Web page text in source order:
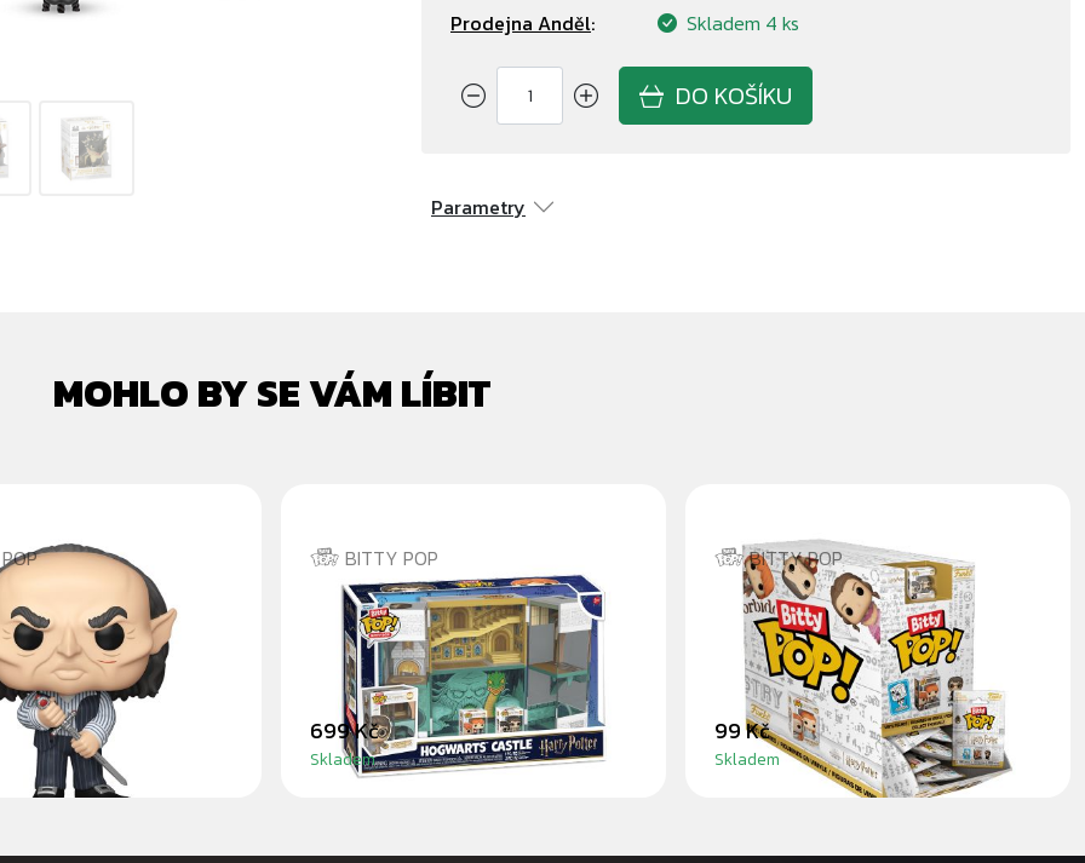
Prodejna Anděl: Skladem 4 ks
DO KOŠÍKU
Parametry
MOHLO BY SE VÁM LÍBIT
BITTY POP
HOGWARTS CASTLE BITTY
BOX
699 Kč
Skladem
BITTY POP
MYSTERY BITTY POP HARRY
POTTER AND THE GOBLET
OF FIRE
99 Kč
Skladem